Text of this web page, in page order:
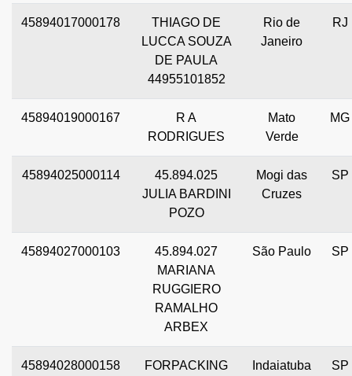
45894017000178
THIAGO DE
LUCCA SOUZA
DE PAULA
44955101852
Rio de
Janeiro
RJ
45894019000167
R A
RODRIGUES
Mato
Verde
MG
45894025000114
45.894.025
JULIA BARDINI
POZO
Mogi das
Cruzes
SP
45894027000103
45.894.027
MARIANA
RUGGIERO
RAMALHO
ARBEX
São Paulo SP
45894028000158
FORPACKING
Indaiatuba SP